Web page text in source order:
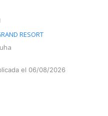
RESORT
el 06/08/2026